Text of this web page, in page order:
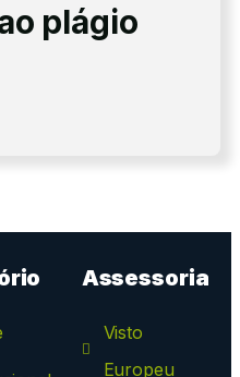
plágio
Assessoria
Visto
Europeu